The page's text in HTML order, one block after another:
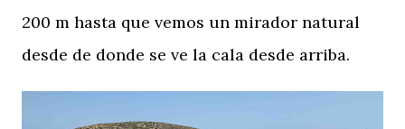
200 m hasta que vemos un mirador natural
desde de donde se ve la cala desde arriba.